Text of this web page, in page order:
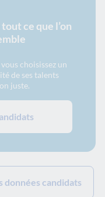
ce que l’on
choisissez un
de ses talents
juste.
candidats